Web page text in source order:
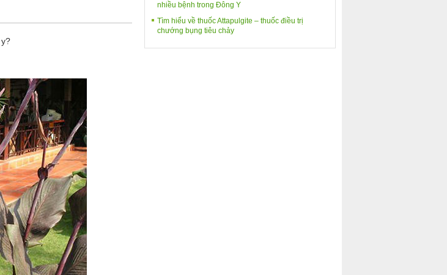
nhiều bệnh trong Đông Y
Tìm hiểu về thuốc Attapulgite – thuốc điều trị
chướng bụng tiêu chảy